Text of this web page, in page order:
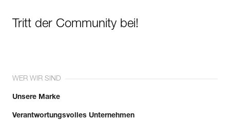
Tritt der Community bei!
WER WIR SIND
Unsere Marke
Verantwortungsvolles Unternehmen